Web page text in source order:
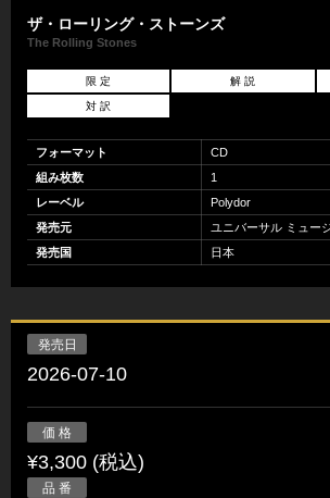
ザ・ローリング・ストーンズ
The Rolling Stones
限 定 解 説
対 訳
フォーマット
CD
組み枚数
1
レーベル
Polydor
発売元
ユニバーサル ミュー
発売国
日本
発売日
2026-07-10
価 格
¥3,300 (税込)
品 番